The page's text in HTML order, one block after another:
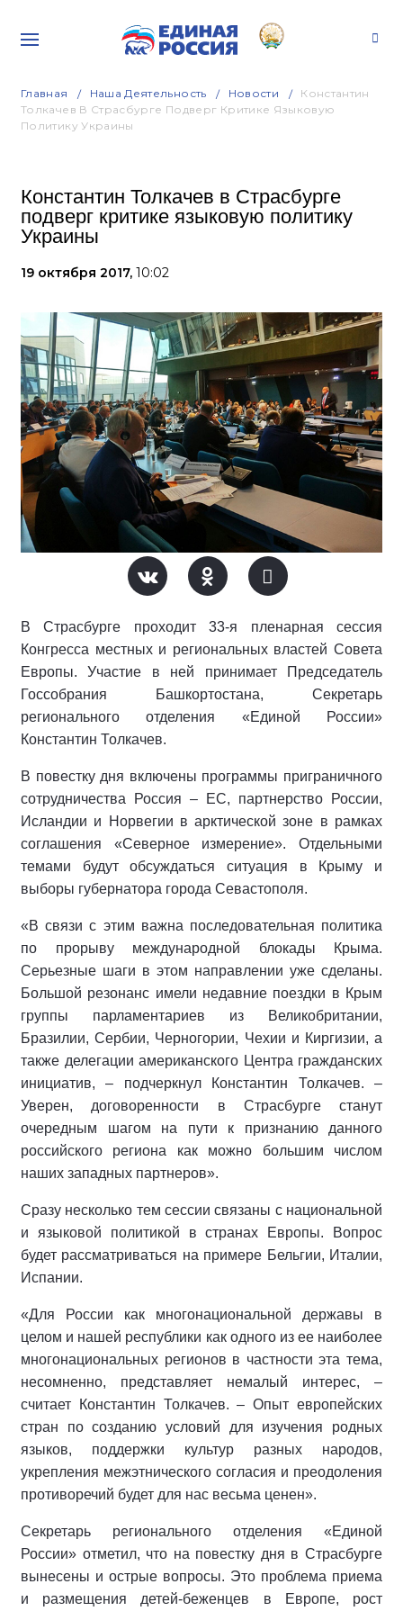
Главная Наша Деятельность Новости
Константин
Толкачев В Страсбурге Подверг Критике Языковую
Политику Украины
Константин Толкачев в Страсбурге
подверг критике языковую политику
Украины
19 октября 2017, 10:02
В Страсбурге проходит 33-я пленарная сессия
Конгресса местных и региональных властей Совета
Европы. Участие в ней принимает Председатель
Госсобрания Башкортостана, Секретарь
регионального отделения «Единой России»
Константин Толкачев.
В повестку дня включены программы приграничного
сотрудничества Россия – ЕС, партнерство России,
Исландии и Норвегии в арктической зоне в рамках
соглашения «Северное измерение». Отдельными
темами будут обсуждаться ситуация в Крыму и
выборы губернатора города Севастополя.
«В связи с этим важна последовательная политика
по прорыву международной блокады Крыма.
Серьезные шаги в этом направлении уже сделаны.
Большой резонанс имели недавние поездки в Крым
группы парламентариев из Великобритании,
Бразилии, Сербии, Черногории, Чехии и Киргизии, а
также делегации американского Центра гражданских
инициатив, – подчеркнул Константин Толкачев. –
Уверен, договоренности в Страсбурге станут
очередным шагом на пути к признанию данного
российского региона как можно большим числом
наших западных партнеров».
Сразу несколько тем сессии связаны с национальной
и языковой политикой в странах Европы. Вопрос
будет рассматриваться на примере Бельгии, Италии,
Испании.
«Для России как многонациональной державы в
целом и нашей республики как одного из ее наиболее
многонациональных регионов в частности эта тема,
несомненно, представляет немалый интерес, –
считает Константин Толкачев. – Опыт европейских
стран по созданию условий для изучения родных
языков, поддержки культур разных народов,
укрепления межэтнического согласия и преодоления
противоречий будет для нас весьма ценен».
Секретарь регионального отделения «Единой
России» отметил, что на повестку дня в Страсбурге
вынесены и острые вопросы. Это проблема приема
и размещения детей-беженцев в Европе, рост